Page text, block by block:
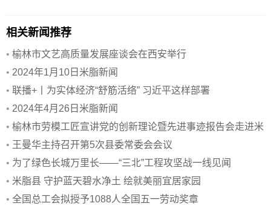
相关新闻推荐
• 榆林市文艺高质量发展座谈会在西安举行
• 2024年1月10日米脂新闻
• 联播+丨为实体经济“舒筋活络” 习近平这样部署
• 2024年4月26日米脂新闻
• 榆林市劳模工匠宣讲党的创新理论暨先进事迹报告会走进米
脂
• 王曼华主持召开第5次县委常委会会议
• 为了绿色长城万里长——“三北”工程攻坚战一线见闻
• 米脂县 守护蓝天碧水净土 绘就美丽宜居家园
• 全国总工会拟授予1088人全国五一劳动奖章